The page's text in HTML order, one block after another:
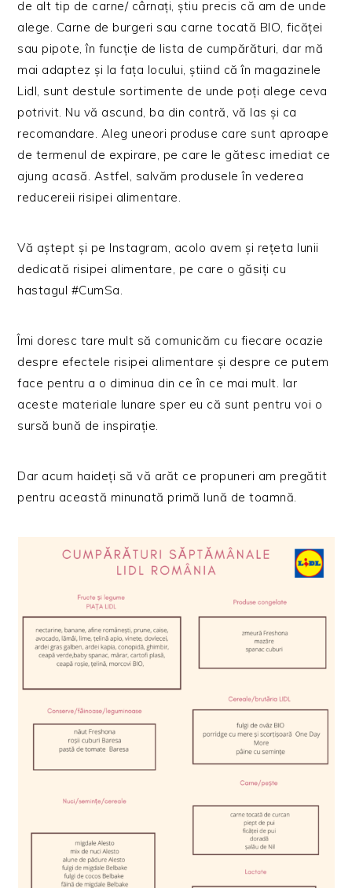
de alt tip de carne/ cârnați, știu precis că am de unde
alege. Carne de burgeri sau carne tocată BIO, ficăței
sau pipote, în funcție de lista de cumpărături, dar mă
mai adaptez și la fața locului, știind că în magazinele
Lidl, sunt destule sortimente de unde poți alege ceva
potrivit. Nu vă ascund, ba din contră, vă las și ca
recomandare. Aleg uneori produse care sunt aproape
de termenul de expirare, pe care le gătesc imediat ce
ajung acasă. Astfel, salvăm produsele în vederea
reducereii risipei alimentare.
Vă aștept și pe Instagram, acolo avem și rețeta lunii
dedicată risipei alimentare, pe care o găsiți cu
hastagul #CumSa.
Îmi doresc tare mult să comunicăm cu fiecare ocazie
despre efectele risipei alimentare și despre ce putem
face pentru a o diminua din ce în ce mai mult. Iar
aceste materiale lunare sper eu că sunt pentru voi o
sursă bună de inspirație.
Dar acum haideți să vă arăt ce propuneri am pregătit
pentru această minunată primă lună de toamnă.